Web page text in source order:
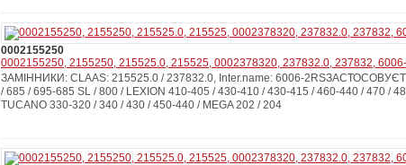
0002155250
0002155250, 2155250, 215525.0, 215525, 0002378320, 237832.0, 237832,
ЗАМІННИКИ: CLAAS: 215525.0 / 237832.0, Inter.name: 6006-
/ 685 / 695-685 SL / 800 / LEXION 410-405 / 430-410 / 430-415 / 460-440 / 470 /
TUCANO 330-320 / 340 / 430 / 450-440 / MEGA 202 / 204